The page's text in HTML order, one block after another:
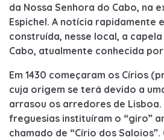
da Nossa Senhora do Cabo, na
Espichel. A notícia rapidamente
construída, nesse local, a
Cabo, atualmente conhecida
Em 1430 começaram os Círios
cuja origem se terá devido a
arrasou os arredores de Lisboa.
freguesias instituíram o “giro”
chamado de “Círio dos Saloios”.